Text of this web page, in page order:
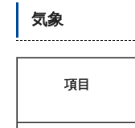
気象
項目